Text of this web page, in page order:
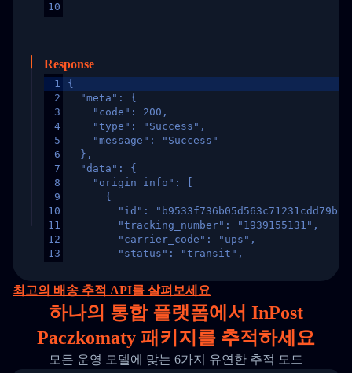
10
Response
1
2
3
4
5
6
7
8
9
10
11
12
13
15
16
17
19
20
21
{
  "meta": {
    "code": 200,
    "type": "Success",
    "message": "Success"
  },
  "data": {
    "origin_info": [
      {
"id":
        "tracking_number": "1939155131",
        "carrier_code": "ups",
        "status": "transit",
"destination_country": "United
        "itemTimeLength": 2,
        "weblink": "",
        "phone": null,
        "trackinfo": [
          {
            "Date": "2017-03-08 04: 22: 00",
최고의 배송 추적 API를 살펴보세요
하나의 통합 플랫폼에서 InPost
Paczkomaty 패키지를 추적하세요
모든 운영 모델에 맞는 6가지 유연한 추적 모드